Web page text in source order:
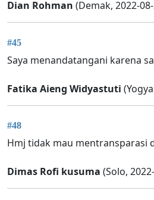
Dian Rohman (Demak, 2022-
#45
Saya menandatangani karena
Fatika Aieng Widyastuti
#48
Hmj tidak mau mentransparasi
Dimas Rofi kusuma (Solo,